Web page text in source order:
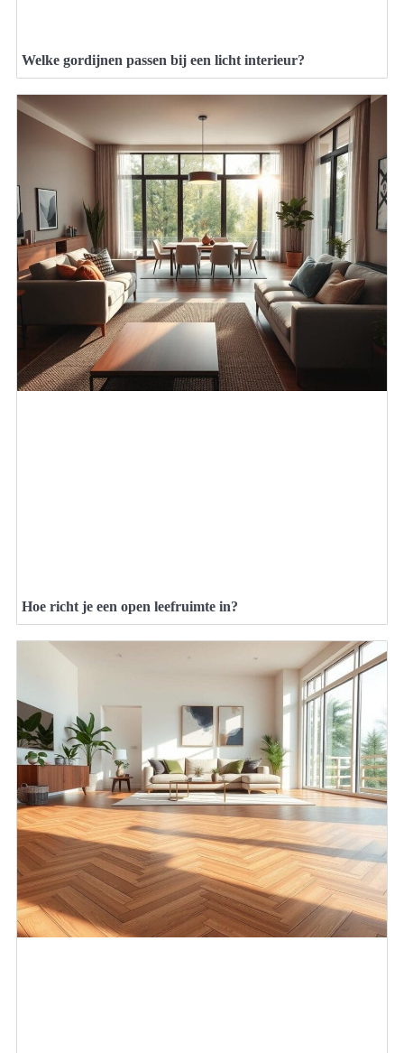
Welke gordijnen passen bij een licht interieur?
Hoe richt je een open leefruimte in?